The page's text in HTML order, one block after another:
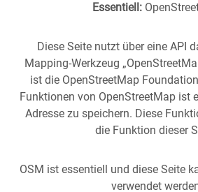
Essentiell:
Diese Seite nutzt über eine API
Mapping-Werkzeug
ist die OpenStreetMap
Funktionen von OpenStreetMap ist
Adresse zu speichern. Diese
die Funktion dieser
OSM ist essentiell und diese Seite
verwendet